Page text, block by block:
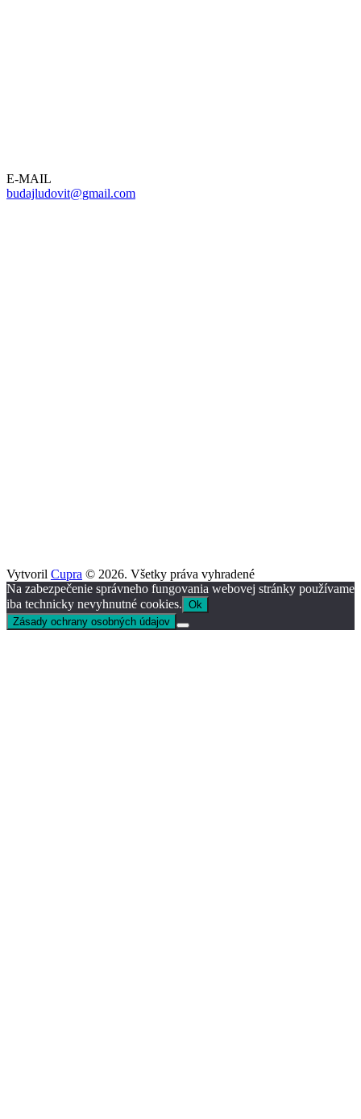
E-MAIL
budajludovit@gmail.com
Vytvoril Cupra © 2026. Všetky práva vyhradené
Na zabezpečenie správneho fungovania webovej stránky používame
iba technicky nevyhnutné cookies. Ok
Zásady ochrany osobných údajov